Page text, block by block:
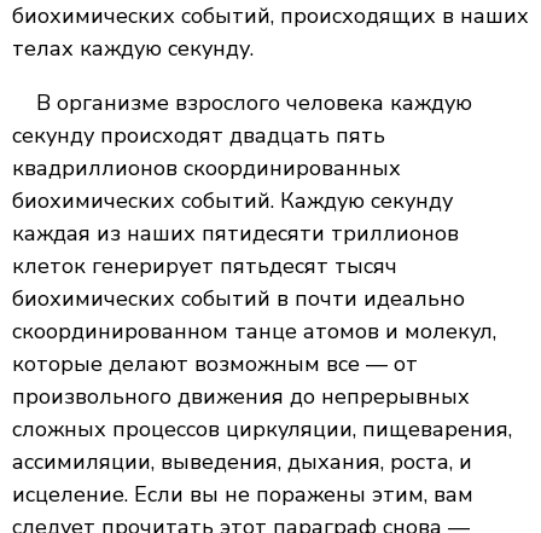
биохимических событий, происходящих в наших
телах каждую секунду.
В организме взрослого человека каждую
секунду происходят двадцать пять
квадриллионов скоординированных
биохимических событий. Каждую секунду
каждая из наших пятидесяти триллионов
клеток генерирует пятьдесят тысяч
биохимических событий в почти идеально
скоординированном танце атомов и молекул,
которые делают возможным все — от
произвольного движения до непрерывных
сложных процессов циркуляции, пищеварения,
ассимиляции, выведения, дыхания, роста, и
исцеление. Если вы не поражены этим, вам
следует прочитать этот параграф снова —